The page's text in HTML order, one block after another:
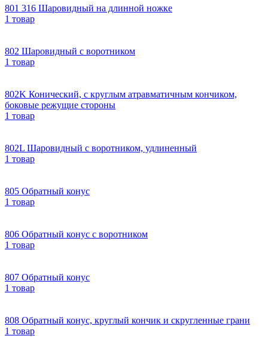
801 316 Шаровидный на длинной ножке
1 товар
802 Шаровидный с воротником
1 товар
802K Конический, с круглым атравматичным кончиком,
боковые режущие стороны
1 товар
802L Шаровидный с воротником, удлиненный
1 товар
805 Обратный конус
1 товар
806 Обратный конус с воротником
1 товар
807 Обратный конус
1 товар
808 Обратный конус, круглый кончик и скругленные грани
1 товар